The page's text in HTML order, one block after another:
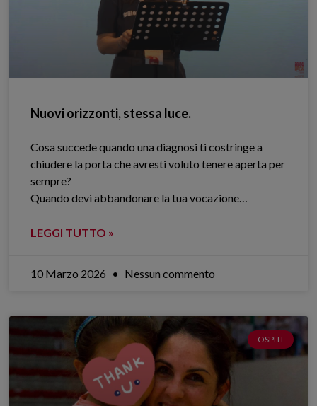
Nuovi orizzonti, stessa luce.
Cosa succede quando una diagnosi ti costringe a
chiudere la porta che avresti voluto tenere aperta per
sempre?
Quando devi abbandonare la tua vocazione…
LEGGI TUTTO »
10 Marzo 2026 Nessun commento
OSPITI